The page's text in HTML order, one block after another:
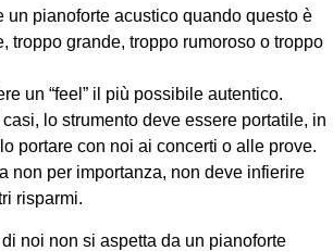
un pianoforte acustico quando questo è
troppo grande, troppo rumoroso o troppo
un “feel” il più possibile autentico.
lo strumento deve essere portatile, in
portare con noi ai concerti o alle prove.
non per importanza, non deve infierire
risparmi.
noi non si aspetta da un pianoforte